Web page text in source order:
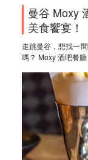
曼谷 Moxy
美食饗宴！
走跳曼谷，想找一
嗎？ Moxy 酒吧餐